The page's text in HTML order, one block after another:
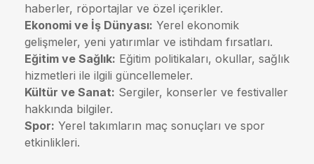
haberler, röportajlar ve özel içerikler.
Ekonomi ve İş Dünyası: Yerel ekonomik
gelişmeler, yeni yatırımlar ve istihdam fırsatları.
Eğitim ve Sağlık: Eğitim politikaları, okullar, sağlık
hizmetleri ile ilgili güncellemeler.
Kültür ve Sanat: Sergiler, konserler ve festivaller
hakkında bilgiler.
Spor: Yerel takımların maç sonuçları ve spor
etkinlikleri.